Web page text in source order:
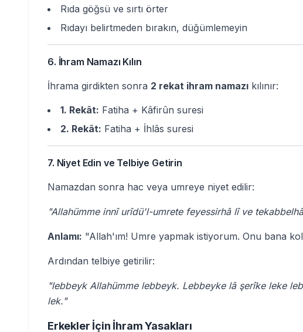
Rıda göğsü ve sırtı örter
Rıdayı belirtmeden bırakın, düğümlemeyin
6. İhram Namazı Kılın
İhrama girdikten sonra 2 rekat ihram namazı kılınır:
1. Rekât: Fatiha + Kâfirûn suresi
2. Rekât: Fatiha + İhlâs suresi
7. Niyet Edin ve Telbiye Getirin
Namazdan sonra hac veya umreye niyet edilir:
"Allahümme innî urîdü'l-umrete feyessirhâ lî ve
Anlamı: "Allah'ım! Umre yapmak istiyorum. Onu bana
Ardından telbiye getirilir:
"lebbeyk Allahümme lebbeyk. Lebbeyke lâ şerîke leke
lek."
Erkekler İçin İhram Yasakları